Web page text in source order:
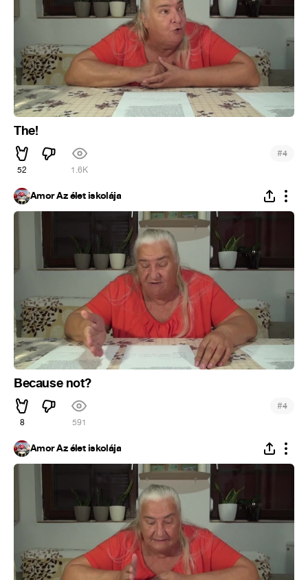
The!
52 1.6K
#4
Ámor Az élet iskolája
Because not?
8 591
#4
Ámor Az élet iskolája